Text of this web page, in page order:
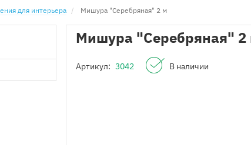
для интерьера Мишура "Серебряная" 2 м
Мишура "Серебряная" 2
Артикул: 3042 В наличии